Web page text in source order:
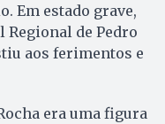
Em estado grave,
de Pedro
aos ferimentos e
era uma figura